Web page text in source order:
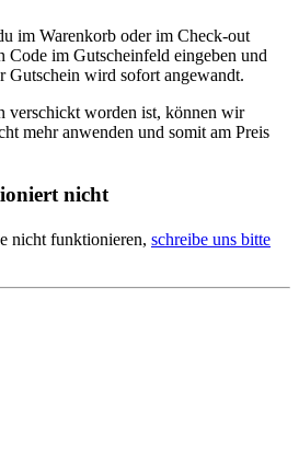
im Warenkorb oder im Check-out
Code im Gutscheinfeld eingeben und
Gutschein wird sofort angewandt.
verschickt worden ist, können wir
mehr anwenden und somit am Preis
nicht
nicht funktionieren, schreibe uns bitte